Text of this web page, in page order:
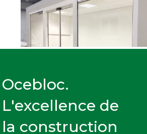
Ocebloc.
L'excellence de
la construction